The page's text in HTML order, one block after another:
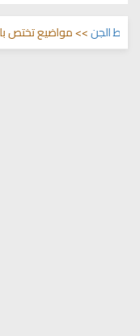
>> مواضيع تختص